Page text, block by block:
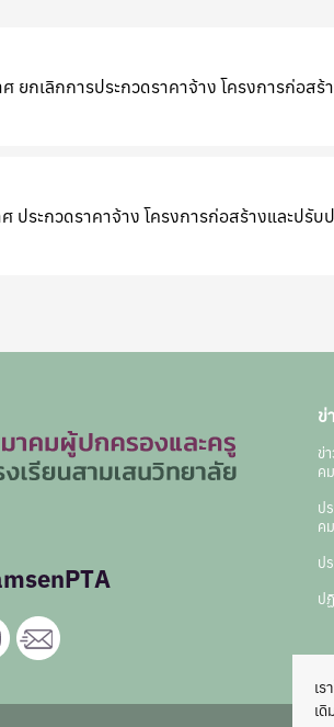
ศ ยกเลิกการประกวดราคาจ้าง โครงการก่อส
ศ ประกวดราคาจ้าง โครงการก่อสร้างและปรั
ข่
ข่
ค
ป
ค
ป
ป
เ
เ